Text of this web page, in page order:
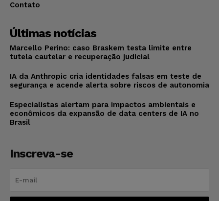
Contato
Últimas notícias
Marcello Perino: caso Braskem testa limite entre
tutela cautelar e recuperação judicial
IA da Anthropic cria identidades falsas em teste de
segurança e acende alerta sobre riscos de autonomia
Especialistas alertam para impactos ambientais e
econômicos da expansão de data centers de IA no
Brasil
Inscreva-se